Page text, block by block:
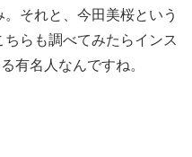
それと、今田美桜という
らも調べてみたらインス
有名人なんですね。